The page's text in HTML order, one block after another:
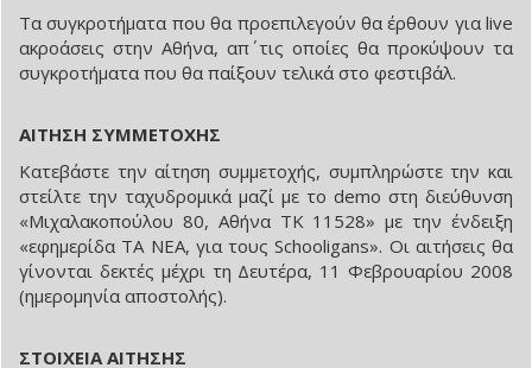
Τα συγκροτήματα που θα προεπιλεγούν θα έρθουν για live
ακροάσεις στην Αθήνα, απ΄ τις οποίες θα προκύψουν τα
συγκροτήματα που θα παίξουν τελικά στο φεστιβάλ.
ΑΙΤΗΣΗ ΣΥΜΜΕΤΟΧΗΣ
Κατεβάστε την αίτηση συμμετοχής, συμπληρώστε την και
στείλτε την ταχυδρομικά μαζί με το demo στη διεύθυνση
«Μιχαλακοπούλου 80, Αθήνα ΤΚ 11528» με την ένδειξη
«εφημερίδα ΤΑ ΝΕΑ, για τους Schooligans». Οι αιτήσεις θα
γίνονται δεκτές μέχρι τη Δευτέρα, 11 Φεβρουαρίου 2008
(ημερομηνία αποστολής).
ΣΤΟΙΧΕΙΑ ΑΙΤΗΣΗΣ